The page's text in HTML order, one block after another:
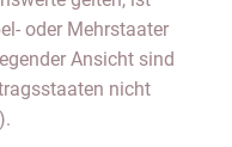
oder Mehrstaater
Ansicht sind
nicht